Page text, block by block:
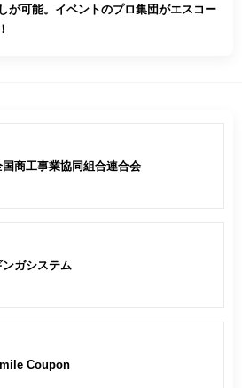
が可能。イベントのプロ集団がエスコー
国商工事業協同組合連合会
ンガシステム
Coupon